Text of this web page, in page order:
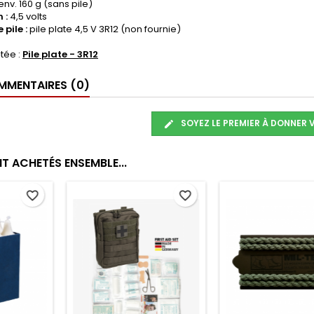
160 g (sans pile)
: 4,5 volts
pile :pile plate 4,5 V 3R12 (non fournie)
: Pile plate - 3R12
(0)
SOYEZ LE PREMIER À DONNER
ACHETÉS ENSEMBLE...